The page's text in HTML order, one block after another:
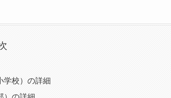
学校）の詳細